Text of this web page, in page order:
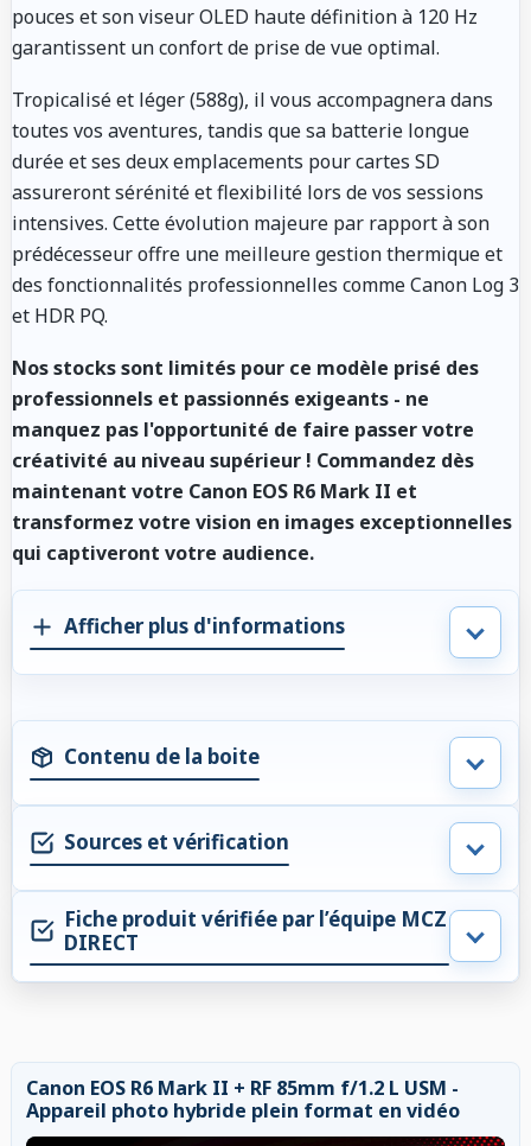
pouces et son viseur OLED haute définition à 120 Hz
garantissent un confort de prise de vue optimal.
Tropicalisé et léger (588g), il vous accompagnera dans
toutes vos aventures, tandis que sa batterie longue
durée et ses deux emplacements pour cartes SD
assureront sérénité et flexibilité lors de vos sessions
intensives. Cette évolution majeure par rapport à son
prédécesseur offre une meilleure gestion thermique et
des fonctionnalités professionnelles comme Canon Log 3
et HDR PQ.
Nos stocks sont limités pour ce modèle prisé des
professionnels et passionnés exigeants - ne
manquez pas l'opportunité de faire passer votre
créativité au niveau supérieur ! Commandez dès
maintenant votre Canon EOS R6 Mark II et
transformez votre vision en images exceptionnelles
qui captiveront votre audience.
Afficher plus d'informations
Contenu de la boite
Sources et vérification
Fiche produit vérifiée par l’équipe MCZ
DIRECT
Canon EOS R6 Mark II + RF 85mm f/1.2 L USM -
Appareil photo hybride plein format en vidéo